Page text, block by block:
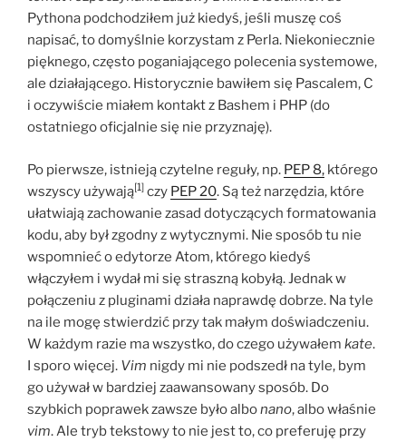
Pythona podchodziłem już kiedyś, jeśli muszę coś
napisać, to domyślnie korzystam z Perla. Niekoniecznie
pięknego, często poganiającego polecenia systemowe,
ale działającego. Historycznie bawiłem się Pascalem, C
i oczywiście miałem kontakt z Bashem i PHP (do
ostatniego oficjalnie się nie przyznaję).
Po pierwsze, istnieją czytelne reguły, np. PEP 8, którego
wszyscy używają[1] czy PEP 20. Są też narzędzia, które
ułatwiają zachowanie zasad dotyczących formatowania
kodu, aby był zgodny z wytycznymi. Nie sposób tu nie
wspomnieć o edytorze Atom, którego kiedyś
włączyłem i wydał mi się straszną kobyłą. Jednak w
połączeniu z pluginami działa naprawdę dobrze. Na tyle
na ile mogę stwierdzić przy tak małym doświadczeniu.
W każdym razie ma wszystko, do czego używałem kate.
I sporo więcej. Vim nigdy mi nie podszedł na tyle, bym
go używał w bardziej zaawansowany sposób. Do
szybkich poprawek zawsze było albonano, albo właśnie
vim. Ale tryb tekstowy to nie jest to, co preferuję przy